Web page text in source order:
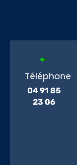
Téléphone
04 91 85
23 06